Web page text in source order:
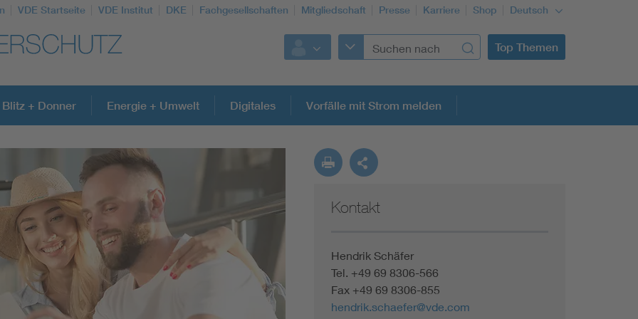
VDE Startseite VDE Institut DKE Fachgesellschaften Mitgliedschaft Presse Karriere Shop Deutsch
Top Themen
Blitz + Donner Energie + Umwelt Digitales Vorfälle mit Strom melden
Kontakt
Hendrik Schäfer
Tel. +49 69 8306-566
Fax +49 69 8306-855
hendrik.schaefer@vde.com